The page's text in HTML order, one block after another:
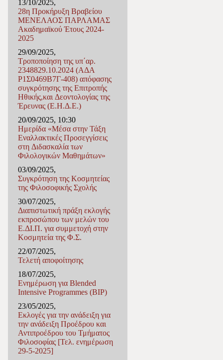
13/10/2025,
28η Προκήρυξη Βραβείου
ΜΕΝΕΛΑΟΣ ΠΑΡΛΑΜΑΣ
Ακαδημαϊκού Έτους 2024-
2025
29/09/2025,
Τροποποίηση της υπ΄αρ.
2348829.10.2024 (ΑΔΑ
Ρ1Σ0469Β7Γ-408) απόφασης
συγκρότησης της Επιτροπής
Ηθικής,και Δεοντολογίας της
Έρευνας (Ε.Η.Δ.Ε.)
20/09/2025, 10:30
Ημερίδα «Μέσα στην Τάξη
Εναλλακτικές Προσεγγίσεις
στη Διδασκαλία των
Φιλολογικών Μαθημάτων»
03/09/2025,
Συγκρότηση της Κοσμητείας
της Φιλοσοφικής Σχολής
30/07/2025,
Διαπιστωτική πράξη εκλογής
εκπροσώπου των μελών του
Ε.ΔΙ.Π. για συμμετοχή στην
Κοσμητεία της Φ.Σ.
22/07/2025,
Τελετή αποφοίτησης
18/07/2025,
Ενημέρωση για Blended
Intensive Programmes (BIP)
23/05/2025,
Εκλογές για την ανάδειξη για
την ανάδειξη Προέδρου και
Αντιπροέδρου του Τμήματος
Φιλοσοφίας [Τελ. ενημέρωση
29-5-2025]